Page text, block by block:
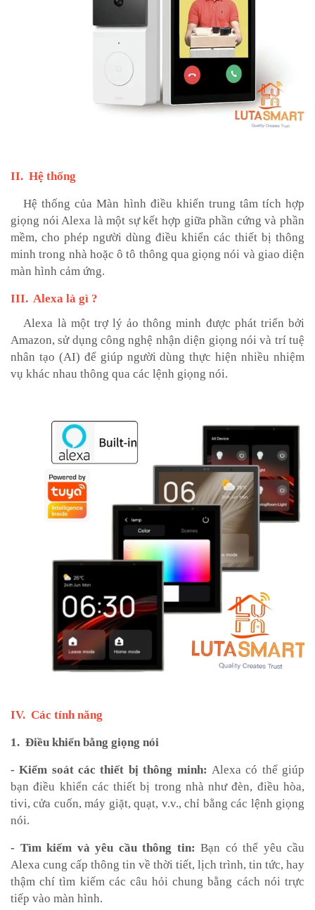
II. Hệ thống
Hệ thống của Màn hình điều khiển trung tâm tích hợp
giọng nói Alexa là một sự kết hợp giữa phần cứng và phần
mềm, cho phép người dùng điều khiển các thiết bị thông
minh trong nhà hoặc ô tô thông qua giọng nói và giao diện
màn hình cảm ứng.
III. Alexa là gì ?
Alexa là một trợ lý ảo thông minh được phát triển bởi
Amazon, sử dụng công nghệ nhận diện giọng nói và trí tuệ
nhân tạo (AI) để giúp người dùng thực hiện nhiều nhiệm
vụ khác nhau thông qua các lệnh giọng nói.
IV. Các tính năng
1. Điều khiển bằng giọng nói
- Kiểm soát các thiết bị thông minh: Alexa có thể giúp
bạn điều khiển các thiết bị trong nhà như đèn, điều hòa,
tivi, cửa cuốn, máy giặt, quạt, v.v., chỉ bằng các lệnh giọng
nói.
- Tìm kiếm và yêu cầu thông tin: Bạn có thể yêu cầu
Alexa cung cấp thông tin về thời tiết, lịch trình, tin tức, hay
thậm chí tìm kiếm các câu hỏi chung bằng cách nói trực
tiếp vào màn hình.